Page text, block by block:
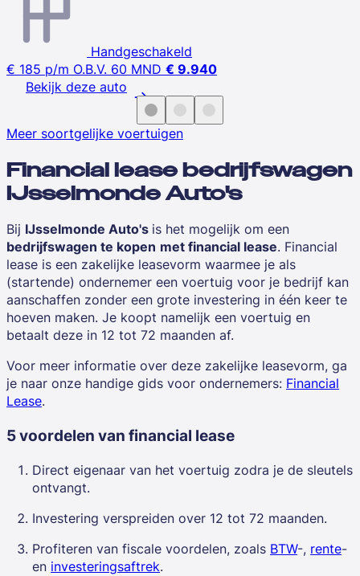
Handgeschakeld
€ 185 p/m O.B.V. 60 MND € 9.940
Bekijk deze auto
Meer soortgelijke voertuigen
Financial lease bedrijfswagen
IJsselmonde Auto's
Bij IJsselmonde Auto's is het mogelijk om een
bedrijfswagen te kopen met financial lease. Financial
lease is een zakelijke leasevorm waarmee je als
(startende) ondernemer een voertuig voor je bedrijf kan
aanschaffen zonder een grote investering in één keer te
hoeven maken. Je koopt namelijk een voertuig en
betaalt deze in 12 tot 72 maanden af.
Voor meer informatie over deze zakelijke leasevorm, ga
je naar onze handige gids voor ondernemers: Financial
Lease.
5 voordelen van financial lease
Direct eigenaar van het voertuig zodra je de sleutels
ontvangt.
Investering verspreiden over 12 tot 72 maanden.
Profiteren van fiscale voordelen, zoals BTW-, rente-
en investeringsaftrek.